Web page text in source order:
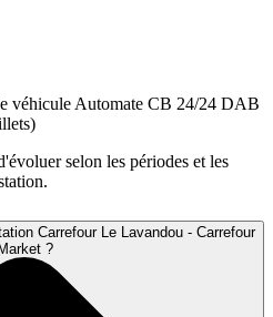
véhicule Automate CB 24/24 DAB
selon les périodes et les
Carrefour Le Lavandou - Carrefour
?